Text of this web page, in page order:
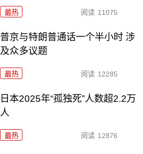
最热 阅读 11075
普京与特朗普通话一个半小时 涉
及众多议题
最热 阅读 12285
日本2025年“孤独死”人数超2.2万
人
最热 阅读 12876